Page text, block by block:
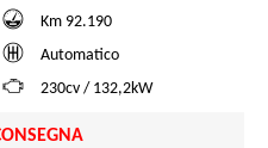
Km 92.190
Automatico
230cv / 132,2kW